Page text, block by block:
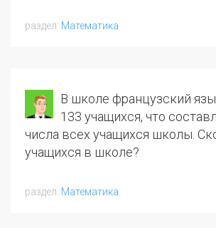
Математика
Математика
В школе французский
133 учащихся, что
числа всех учащихся школы.
учащихся в школе?